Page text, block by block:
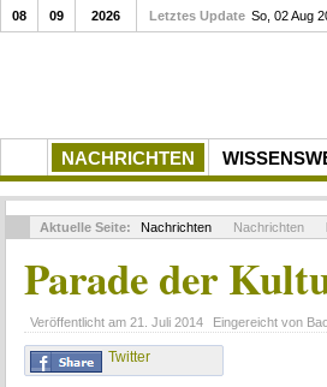
NACHRICHTEN
08 09 2026 Letztes Update So, 02 Aug
Aktuelle Seite: Nachrichten Nachrichten
Parade der
Veröffentlicht am 21. Juli 2014 Eingereicht von
Twitter